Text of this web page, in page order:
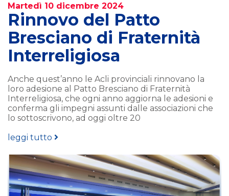
Martedì 10 dicembre 2024
Rinnovo del Patto
Bresciano di Fraternità
Interreligiosa
Anche quest’anno le Acli provinciali rinnovano la
loro adesione al Patto Bresciano di Fraternità
Interreligiosa, che ogni anno aggiorna le adesioni e
conferma gli impegni assunti dalle associazioni che
lo sottoscrivono, ad oggi oltre 20
leggi tutto